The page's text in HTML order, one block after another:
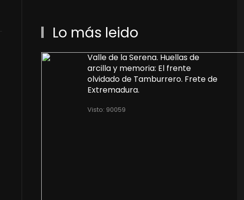
Lo más leido
Valle de la Serena. Huellas de
arcilla y memoria: El frente
olvidado de Tamburrero. Frete de
Extremadura.
Visto: 90059